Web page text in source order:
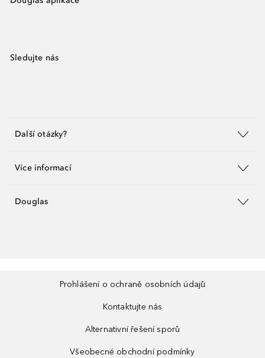
Sledujte nás
Další otázky?
Více informací
Douglas
Prohlášení o ochraně osobních údajů
Kontaktujte nás
Alternativní řešení sporů
Všeobecné obchodní podmínky